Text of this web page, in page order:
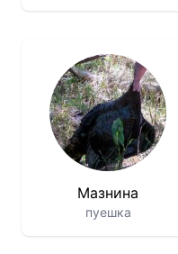
Мазнина
пуешка